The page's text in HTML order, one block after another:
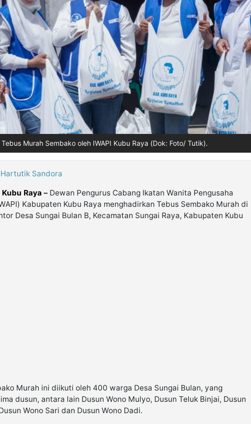
Tebus Murah Sembako oleh IWAPI Kubu Raya (Dok: Foto/ Tutik).
Sandora
Kubu Raya – Dewan Pengurus Cabang Ikatan Wanita Pengusaha
Kabupaten Kubu Raya menghadirkan Tebus Sembako Murah di
Desa Sungai Bulan B, Kecamatan Sungai Raya, Kabupaten Kubu
Murah ini diikuti oleh 400 warga Desa Sungai Bulan, yang
dusun, antara lain Dusun Wono Mulyo, Dusun Teluk Binjai, Dusun
Wono Sari dan Dusun Wono Dadi.